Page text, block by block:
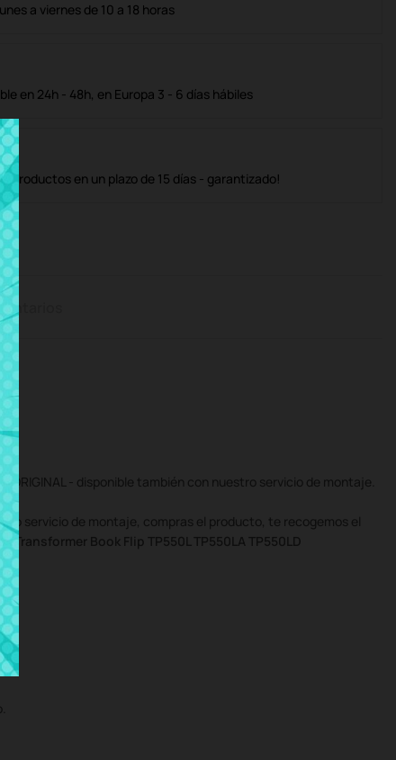
a viernes de 10 a 18 horas
en 24h - 48h, en Europa 3 - 6 días hábiles
productos en un plazo de 15 días - garantizado!
ORIGINAL - disponible también con nuestro servicio de montaje.
servicio de montaje, compras el producto, te recogemos el
Transformer Book Flip TP550L TP550LA TP550LD